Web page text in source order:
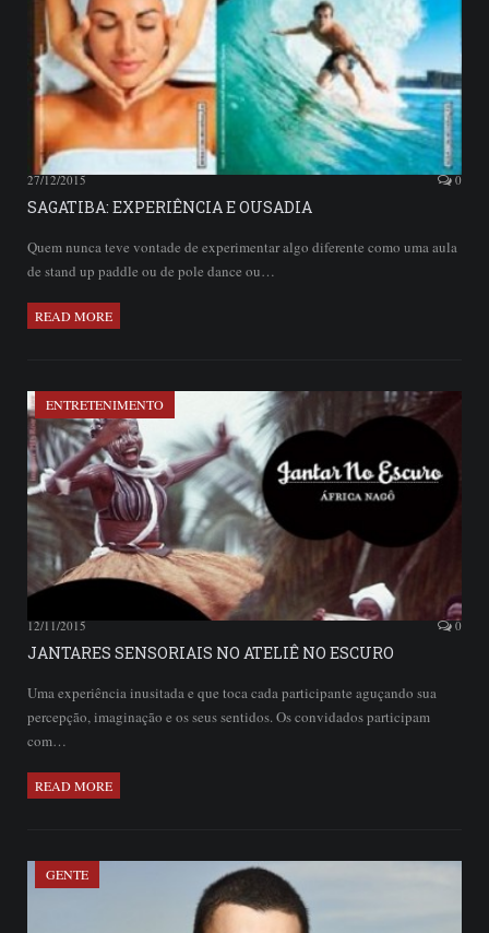
27/12/2015 0
SAGATIBA: EXPERIÊNCIA E OUSADIA
Quem nunca teve vontade de experimentar algo diferente como uma aula
de stand up paddle ou de pole dance ou…
READ MORE
ENTRETENIMENTO
12/11/2015 0
JANTARES SENSORIAIS NO ATELIÊ NO ESCURO
Uma experiência inusitada e que toca cada participante aguçando sua
percepção, imaginação e os seus sentidos. Os convidados participam
com…
READ MORE
GENTE